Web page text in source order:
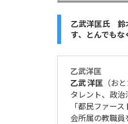
乙武洋匡氏 鈴
す、とんでもな
乙武洋匡
乙武洋匡 （お
タレント、政治
「都民ファー
会所属の教職員